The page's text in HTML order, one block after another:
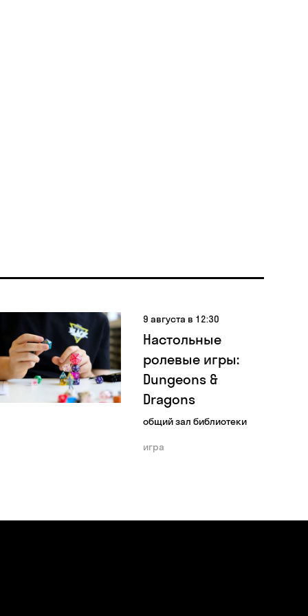
9 августа в 12:30
Настольные
ролевые игры:
Dungeons &
Dragons
общий зал библиотеки
игра